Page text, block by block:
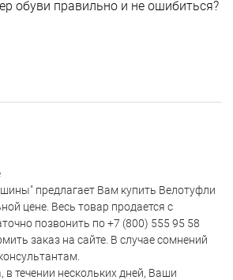
обуви правильно и не ошибиться?
предлагает Вам купить Велотуфли
цене. Весь товар продается с
позвонить по +7 (800) 555 95 58
заказ на сайте. В случае сомнений
в течении нескольких дней, Ваши